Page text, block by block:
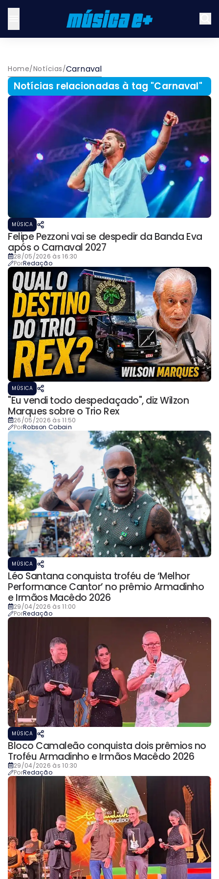
Home/Notícias/Carnaval
Notícias relacionadas à tag "Carnaval"
MÚSICA
Felipe Pezzoni vai se despedir da Banda Eva
após o Carnaval 2027
28/05/2026 às 16:30
PorRedação
MÚSICA
"Eu vendi todo despedaçado", diz Wilzon
Marques sobre o Trio Rex
26/05/2026 às 11:50
PorRobson Cobain
MÚSICA
Léo Santana conquista troféu de ‘Melhor
Performance Cantor’ no prêmio Armadinho
e Irmãos Macêdo 2026
29/04/2026 às 11:00
PorRedação
MÚSICA
Bloco Camaleão conquista dois prêmios no
Troféu Armadinho e Irmãos Macêdo 2026
29/04/2026 às 10:30
PorRedação